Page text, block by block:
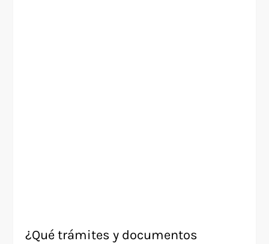
¿Qué trámites y documentos